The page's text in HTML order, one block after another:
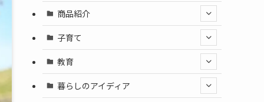
商品紹介
子育て
教育
暮らしのアイディア